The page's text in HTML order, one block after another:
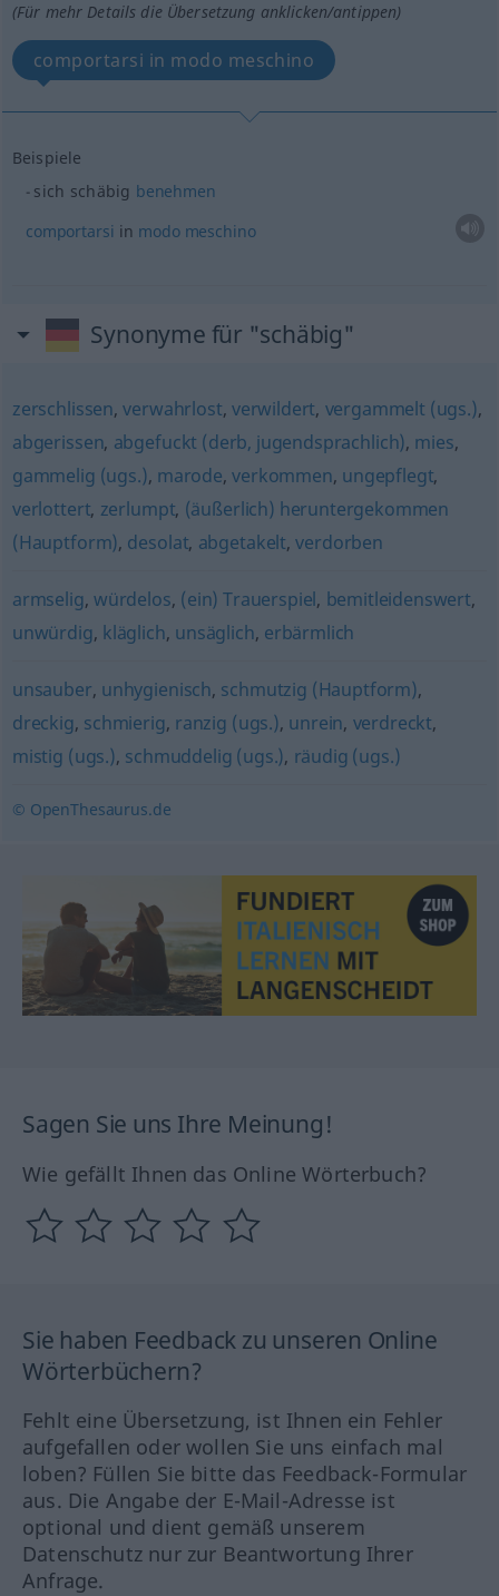
(Für mehr Details die Übersetzung anklicken/antippen)
comportarsi in modo meschino
Beispiele
sich schäbig benehmen
comportarsi in modo meschino
Synonyme für "schäbig"
zerschlissen,verwahrlost, verwildert, vergammelt (ugs.),
abgerissen, abgefuckt (derb, jugendsprachlich), mies,
gammelig (ugs.), marode,verkommen, ungepflegt,
verlottert, zerlumpt, (äußerlich) heruntergekommen
(Hauptform), desolat, abgetakelt,verdorben
armselig, würdelos, (ein) Trauerspiel, bemitleidenswert,
unwürdig, kläglich, unsäglich, erbärmlich
unsauber, unhygienisch, schmutzig (Hauptform),
dreckig, schmierig, ranzig (ugs.), unrein, verdreckt,
mistig (ugs.), schmuddelig (ugs.), räudig (ugs.)
© OpenThesaurus.de
Sagen Sie uns Ihre Meinung!
Wie gefällt Ihnen das Online Wörterbuch?
Sie haben Feedback zu unseren Online
Wörterbüchern?
Fehlt eine Übersetzung, ist Ihnen ein Fehler
aufgefallen oder wollen Sie uns einfach mal
loben? Füllen Sie bitte das Feedback-Formular
aus. Die Angabe der E-Mail-Adresse ist
optional und dient gemäß unserem
Datenschutz nur zur Beantwortung Ihrer
Anfrage.